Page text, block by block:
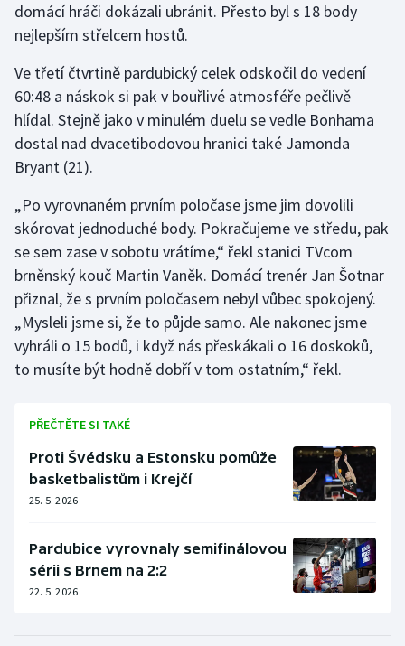
Házená
Judo
Krasobruslení
Lyže a snowboard
Moderní pětiboj
Motorsport
Olympijské hry
Plavání
Plážový volejbal
Rychlobruslení
domácí hráči dokázali ubránit. Přesto byl s 18 body
nejlepším střelcem hostů.
Ve třetí čtvrtině pardubický celek odskočil do vedení
60:48 a náskok si pak v bouřlivé atmosféře pečlivě
hlídal. Stejně jako v minulém duelu se vedle Bonhama
dostal nad dvacetibodovou hranici také Jamonda
Bryant (21).
„Po vyrovnaném prvním poločase jsme jim dovolili
skórovat jednoduché body. Pokračujeme ve středu, pak
se sem zase v sobotu vrátíme,“ řekl stanici TVcom
brněnský kouč Martin Vaněk. Domácí trenér Jan Šotnar
přiznal, že s prvním poločasem nebyl vůbec spokojený.
„Mysleli jsme si, že to půjde samo. Ale nakonec jsme
vyhráli o 15 bodů, i když nás přeskákali o 16 doskoků,
to musíte být hodně dobří v tom ostatním,“ řekl.
PŘEČTĚTE SI TAKÉ
Proti Švédsku a Estonsku pomůže
basketbalistům i Krejčí
25. 5. 2026
Pardubice vyrovnaly semifinálovou
sérii s Brnem na 2:2
22. 5. 2026